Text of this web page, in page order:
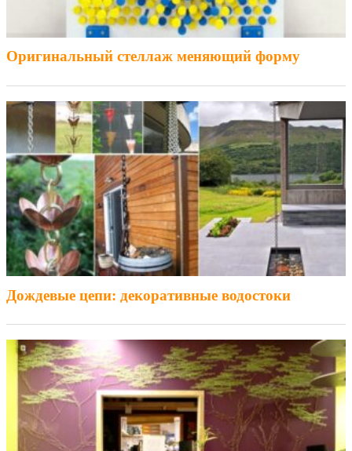
Оригинальный стеллаж меняющий форму
Дождевые цепи: декоративные водостоки